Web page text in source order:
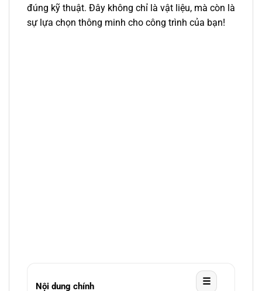
đúng kỹ thuật. Đây không chỉ là vật liệu, mà còn là
sự lựa chọn thông minh cho công trình của bạn!
Nội dung chính ☰